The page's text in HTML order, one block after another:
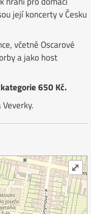
její koncerty v Česku
včetně Oscarové
a jako host
650 Kč.
⤢